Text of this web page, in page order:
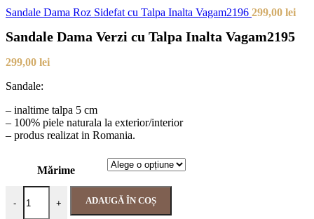
Sandale Dama Roz Sidefat cu Talpa Inalta Vagam2196 299,00 lei
Sandale Dama Verzi cu Talpa Inalta Vagam2195
299,00 lei
Sandale:
– inaltime talpa 5 cm
– 100% piele naturala la exterior/interior
– produs realizat in Romania.
Mărime
- + ADAUGĂ ÎN COȘ